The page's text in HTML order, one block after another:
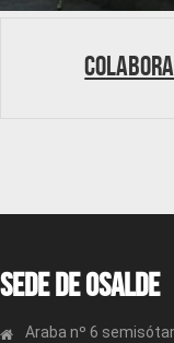
Sede de OSALDE
Araba nº 6